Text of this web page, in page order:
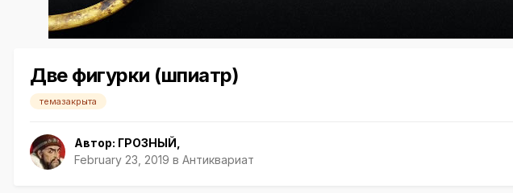
Две фигурки (шпиатр)
темазакрыта
Автор: ГРОЗНЫЙ
February 23, 2019 в Антиквариат